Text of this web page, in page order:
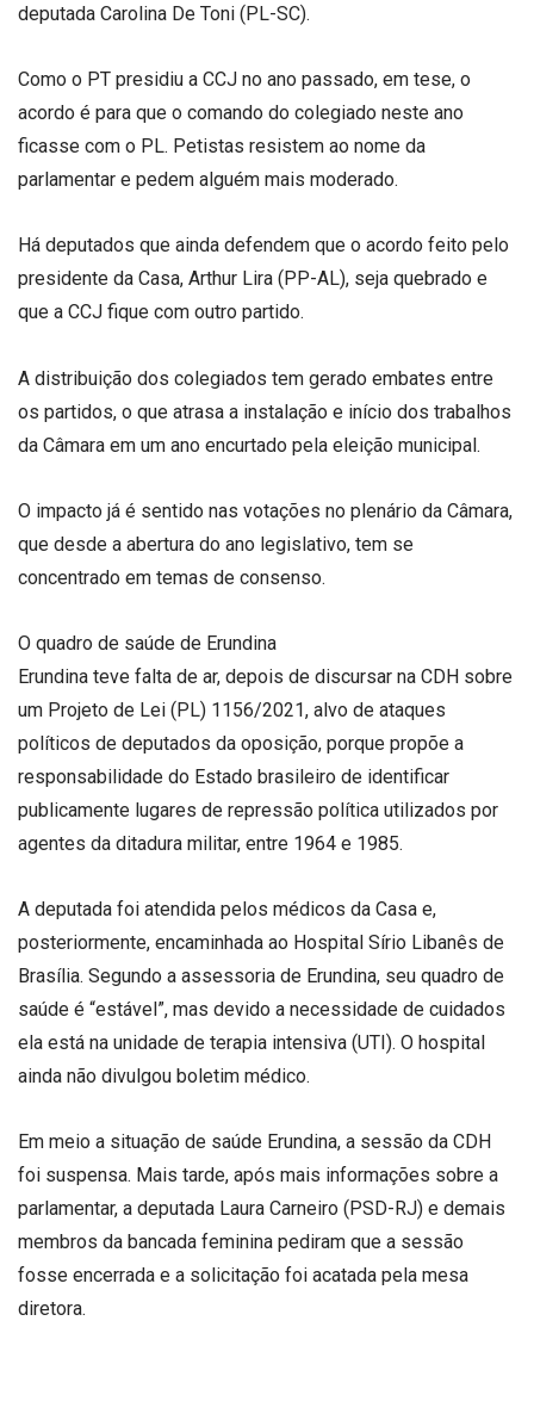
deputada Carolina De Toni (PL-SC).
Como o PT presidiu a CCJ no ano passado, em tese, o
acordo é para que o comando do colegiado neste ano
ficasse com o PL. Petistas resistem ao nome da
parlamentar e pedem alguém mais moderado.
Há deputados que ainda defendem que o acordo feito pelo
presidente da Casa, Arthur Lira (PP-AL), seja quebrado e
que a CCJ fique com outro partido.
A distribuição dos colegiados tem gerado embates entre
os partidos, o que atrasa a instalação e início dos trabalhos
da Câmara em um ano encurtado pela eleição municipal.
O impacto já é sentido nas votações no plenário da Câmara,
que desde a abertura do ano legislativo, tem se
concentrado em temas de consenso.
O quadro de saúde de Erundina
Erundina teve falta de ar, depois de discursar na CDH sobre
um Projeto de Lei (PL) 1156/2021, alvo de ataques
políticos de deputados da oposição, porque propõe a
responsabilidade do Estado brasileiro de identificar
publicamente lugares de repressão política utilizados por
agentes da ditadura militar, entre 1964 e 1985.
A deputada foi atendida pelos médicos da Casa e,
posteriormente, encaminhada ao Hospital Sírio Libanês de
Brasília. Segundo a assessoria de Erundina, seu quadro de
saúde é “estável”, mas devido a necessidade de cuidados
ela está na unidade de terapia intensiva (UTI). O hospital
ainda não divulgou boletim médico.
Em meio a situação de saúde Erundina, a sessão da CDH
foi suspensa. Mais tarde, após mais informações sobre a
parlamentar, a deputada Laura Carneiro (PSD-RJ) e demais
membros da bancada feminina pediram que a sessão
fosse encerrada e a solicitação foi acatada pela mesa
diretora.